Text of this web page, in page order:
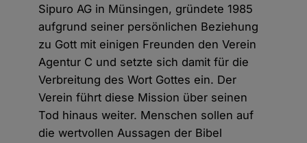
Sipuro AG in Münsingen, gründete 1985
aufgrund seiner persönlichen Beziehung
zu Gott mit einigen Freunden den Verein
Agentur C und setzte sich damit für die
Verbreitung des Wort Gottes ein. Der
Verein führt diese Mission über seinen
Tod hinaus weiter. Menschen sollen auf
die wertvollen Aussagen der Bibel